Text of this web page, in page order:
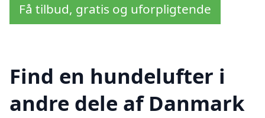
Få tilbud, gratis og uforpligtende
Find en hundelufter i
andre dele af Danmark